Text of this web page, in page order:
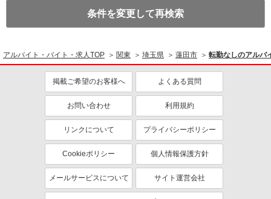
条件を変更して再検索
アルバイト・バイト・求人TOP 関東 埼玉県 蓮田市 転勤なしのアルバ
掲載ご希望のお客様へ よくある質問
お問い合わせ 利用規約
リンクについて プライバシーポリシー
Cookieポリシー 個人情報保護方針
メールサービスについて サイト運営会社